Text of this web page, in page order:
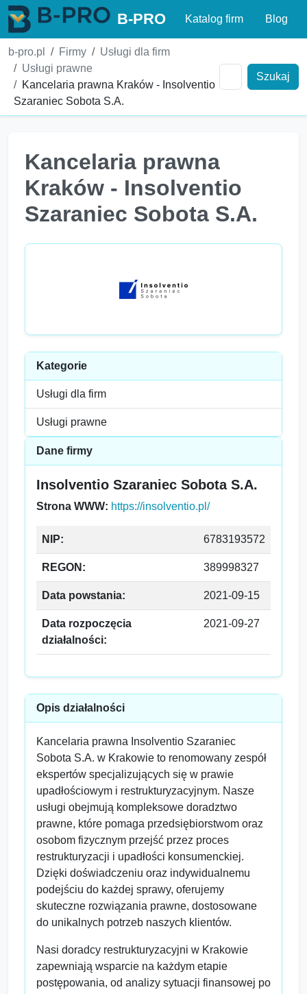
B-PRO Katalog firm Blog
b-pro.pl Firmy
Usługi dla firm
Usługi prawne
Kancelaria prawna Kraków - Insolventio
Szaraniec Sobota S.A.
Szukaj
Kancelaria prawna
Kraków - Insolventio
Szaraniec Sobota S.A.
Kategorie
Usługi dla firm
Usługi prawne
Dane firmy
Insolventio Szaraniec Sobota S.A.
Strona WWW: https://insolventio.pl/
NIP: 6783193572
REGON: 389998327
Data powstania: 2021-09-15
Data rozpoczęcia
działalności:
2021-09-27
Opis działalności
Kancelaria prawna Insolventio Szaraniec
Sobota S.A. w Krakowie to renomowany zespół
ekspertów specjalizujących się w prawie
upadłościowym i restrukturyzacyjnym. Nasze
usługi obejmują kompleksowe doradztwo
prawne, które pomaga przedsiębiorstwom oraz
osobom fizycznym przejść przez proces
restrukturyzacji i upadłości konsumenckiej.
Dzięki doświadczeniu oraz indywidualnemu
podejściu do każdej sprawy, oferujemy
skuteczne rozwiązania prawne, dostosowane
do unikalnych potrzeb naszych klientów.
Nasi doradcy restrukturyzacyjni w Krakowie
zapewniają wsparcie na każdym etapie
postępowania, od analizy sytuacji finansowej po